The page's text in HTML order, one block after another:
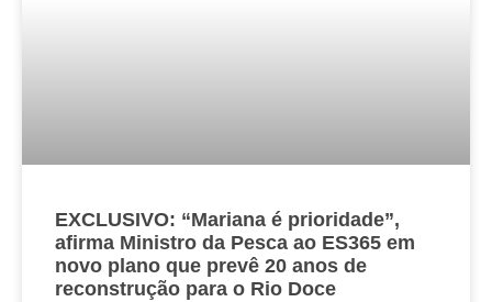
EXCLUSIVO: “Mariana é prioridade”,
afirma Ministro da Pesca ao ES365 em
novo plano que prevê 20 anos de
reconstrução para o Rio Doce